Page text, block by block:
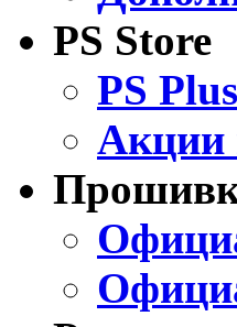
PS Store
PS Plus
Акции